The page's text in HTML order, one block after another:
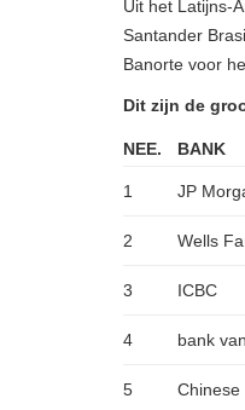
Uit het Latijns-
Santander
Banorte voor
Dit zijn de
NEE. BANK
1 JP
2 Wells
3 ICBC
4 bank
5 Chinese